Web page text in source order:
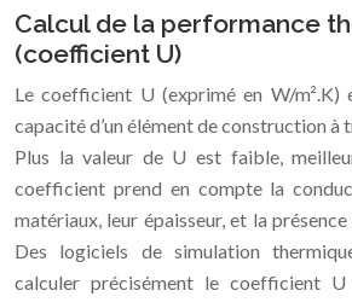
Calcul de la performance
(coefficient U)
Le coefficient U (exprimé en W/m².K)
capacité d’un élément de construction à
Plus la valeur de U est faible,
coefficient prend en compte la
matériaux, leur épaisseur, et la
Des logiciels de simulation
calculer précisément le coefficient U